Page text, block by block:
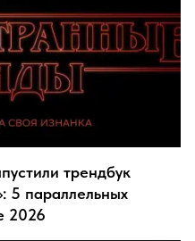
трендбук
5 параллельных
2026